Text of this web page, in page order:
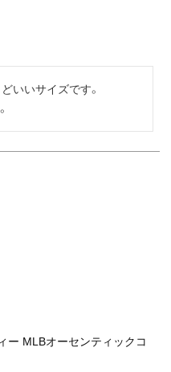
いいサイズです。
ー MLBオーセンティックコ